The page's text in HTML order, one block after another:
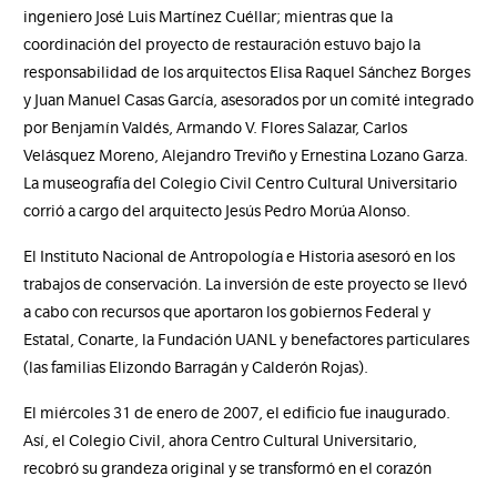
ingeniero José Luis Martínez Cuéllar; mientras que la
coordinación del proyecto de restauración estuvo bajo la
responsabilidad de los arquitectos Elisa Raquel Sánchez Borges
y Juan Manuel Casas García, asesorados por un comité integrado
por Benjamín Valdés, Armando V. Flores Salazar, Carlos
Velásquez Moreno, Alejandro Treviño y Ernestina Lozano Garza.
La museografía del Colegio Civil Centro Cultural Universitario
corrió a cargo del arquitecto Jesús Pedro Morúa Alonso.
El Instituto Nacional de Antropología e Historia asesoró en los
trabajos de conservación. La inversión de este proyecto se llevó
a cabo con recursos que aportaron los gobiernos Federal y
Estatal, Conarte, la Fundación UANL y benefactores particulares
(las familias Elizondo Barragán y Calderón Rojas).
El miércoles 31 de enero de 2007, el edificio fue inaugurado.
Así, el Colegio Civil, ahora Centro Cultural Universitario,
recobró su grandeza original y se transformó en el corazón